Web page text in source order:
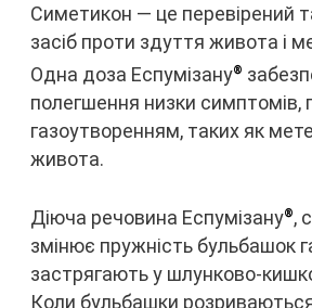
Симетикон — це перевірений
засіб проти здуття живота і
Одна доза Еспумізану®
полегшення низки симптомів,
газоутворенням, таких як
живота.
Діюча речовина Еспумізану®,
змінює пружність бульбашок
застрягають у шлунково-
Коли бульбашки